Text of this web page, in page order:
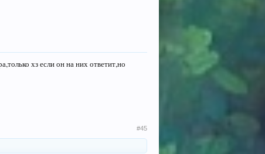
хз если он на них ответит,но
#45